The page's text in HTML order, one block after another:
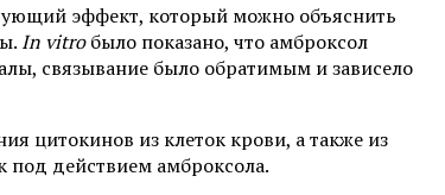
эффект, который можно объяснить
In vitroбыло показано, что амброксол
связывание было обратимым и зависело
цитокинов из клеток крови, а также из
действием амброксола.